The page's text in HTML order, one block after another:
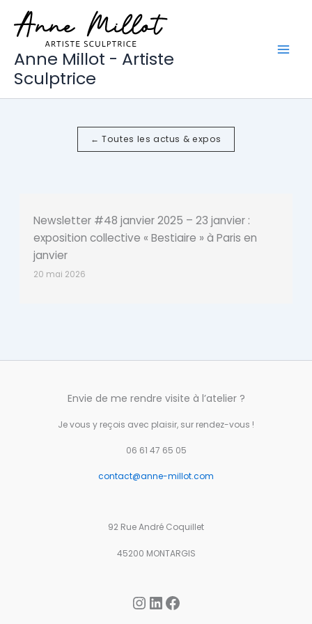
contenu
Anne Millot - Artiste
Sculptrice
← Toutes les actus & expos
Newsletter #48 janvier 2025 – 23 janvier :
exposition collective « Bestiaire » à Paris en
janvier
20 mai 2026
Envie de me rendre visite à l’atelier ?
Je vous y reçois avec plaisir, sur rendez-vous !
06 61 47 65 05
contact@anne-millot.com
92 Rue André Coquillet
45200 MONTARGIS
Instagram
LinkedInFacebook